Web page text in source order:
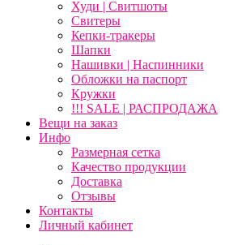
Худи | Свитшоты
Свитеры
Кепки-тракеры
Шапки
Нашивки | Наспинники
Обложки на паспорт
Кружки
!!! SALE | РАСПРОДАЖА
Вещи на заказ
Инфо
Размерная сетка
Качество продукции
Доставка
Отзывы
Контакты
Личный кабинет